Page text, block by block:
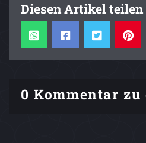
Diesen Artikel teilen
0 Kommentar zu